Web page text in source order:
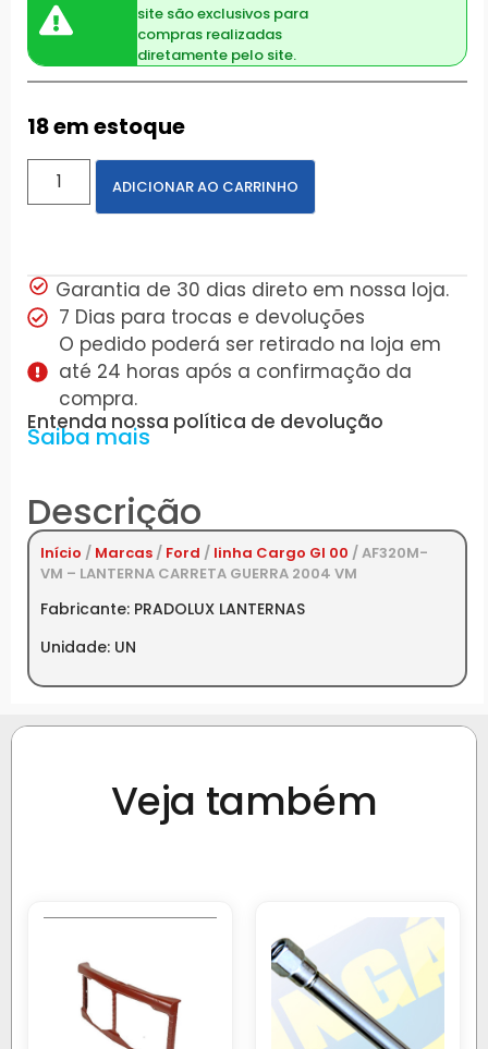
site são exclusivos para
compras realizadas
diretamente pelo site.
18 em estoque
ADICIONAR AO CARRINHO
Garantia de 30 dias direto em nossa loja.
7 Dias para trocas e devoluções
O pedido poderá ser retirado na loja em
até 24 horas após a confirmação da
compra.
Entenda nossa política de devolução
Saiba mais
Descrição
Início / Marcas / Ford / linha Cargo GI 00 / AF320M-
VM – LANTERNA CARRETA GUERRA 2004 VM
Fabricante: PRADOLUX LANTERNAS
Unidade: UN
Veja também